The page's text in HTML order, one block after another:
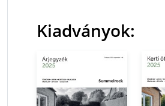
Kiadványok: